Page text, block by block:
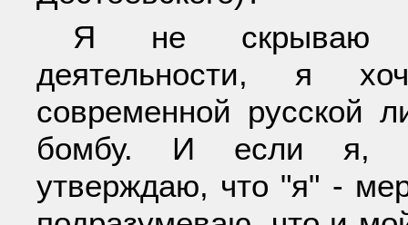
Я не скрываю
деятельности, я
современной русской
бомбу. И если я,
утверждаю, что "я" -